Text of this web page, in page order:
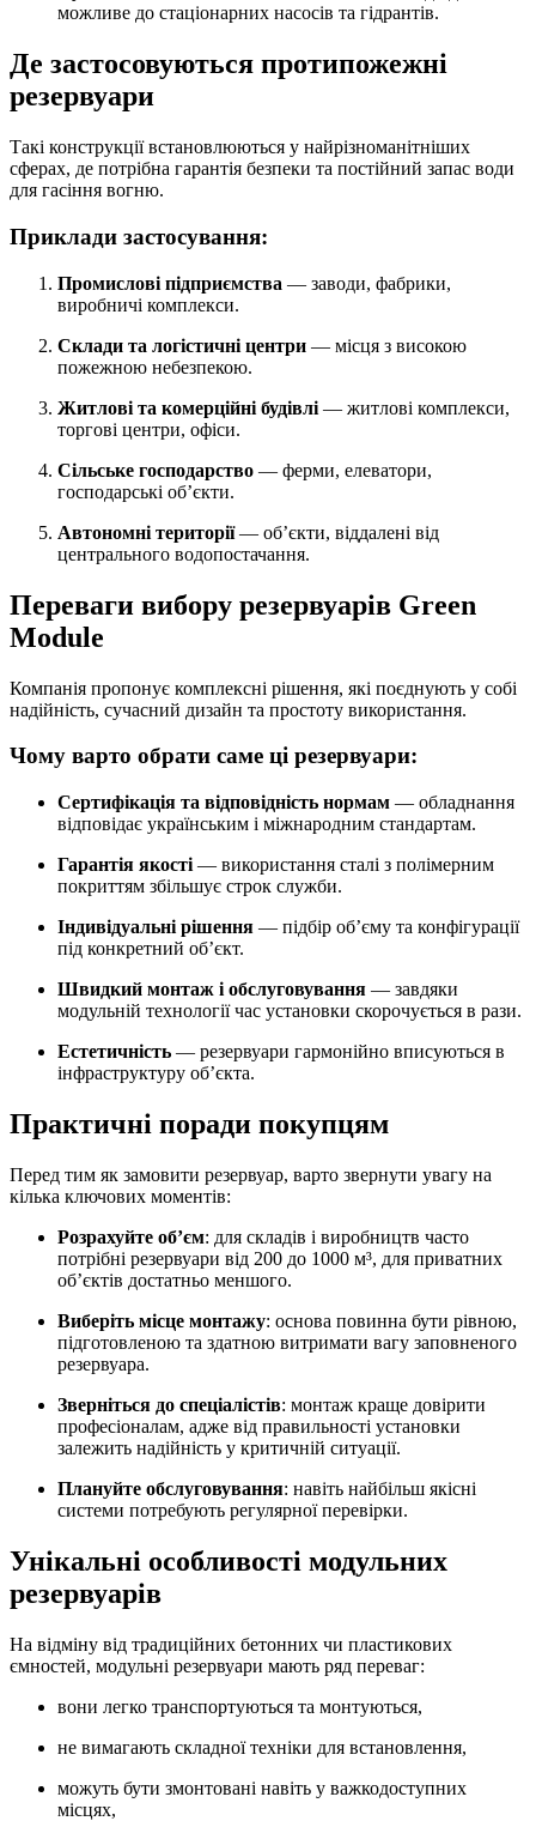
можливе до стаціонарних насосів та гідрантів.
Де застосовуються протипожежні
резервуари
Такі конструкції встановлюються у найрізноманітніших
сферах, де потрібна гарантія безпеки та постійний запас води
для гасіння вогню.
Приклади застосування:
Промислові підприємства — заводи, фабрики,
виробничі комплекси.
Склади та логістичні центри — місця з високою
пожежною небезпекою.
Житлові та комерційні будівлі — житлові комплекси,
торгові центри, офіси.
Сільське господарство — ферми, елеватори,
господарські об’єкти.
Автономні території— об’єкти, віддалені від
центрального водопостачання.
Переваги вибору резервуарів Green
Module
Компанія пропонує комплексні рішення, які поєднують у собі
надійність, сучасний дизайн та простоту використання.
Чому варто обрати саме ці резервуари:
Сертифікація та відповідність нормам — обладнання
відповідає українським і міжнародним стандартам.
Гарантія якості — використання сталі з полімерним
покриттям збільшує строк служби.
Індивідуальні рішення — підбір об’єму та конфігурації
під конкретний об’єкт.
Швидкий монтаж і обслуговування — завдяки
модульній технології час установки скорочується в рази.
Естетичність — резервуари гармонійно вписуються в
інфраструктуру об’єкта.
Практичні поради покупцям
Перед тим як замовити резервуар, варто звернути увагу на
кілька ключових моментів:
Розрахуйте об’єм: для складів і виробництв часто
потрібні резервуари від 200 до 1000 м³, для приватних
об’єктів достатньо меншого.
Виберіть місце монтажу: основа повинна бути рівною,
підготовленою та здатною витримати вагу заповненого
резервуара.
Зверніться до спеціалістів: монтаж краще довірити
професіоналам, адже від правильності установки
залежить надійність у критичній ситуації.
Плануйте обслуговування: навіть найбільш якісні
системи потребують регулярної перевірки.
Унікальні особливості модульних
резервуарів
На відміну від традиційних бетонних чи пластикових
ємностей, модульні резервуари мають ряд переваг:
вони легко транспортуються та монтуються,
не вимагають складної техніки для встановлення,
можуть бути змонтовані навіть у важкодоступних
місцях,